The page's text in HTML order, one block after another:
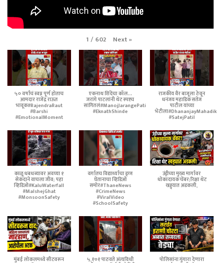
1 / 602 Next»
५० वर्षांचं स्वप्न पूर्ण होताच
आमदार राजेंद्र राऊत
भावूक#RajendraRaut
#Barshi
#EmotionalMoment
एकनाथ शिंदेंचा कॉल...
जरांगे पाटलांनी थेट स्पष्टच
सांगितलं#ManojJarangePatil
#EknathShinde
राजकीय वैर बाजूला ठेवून
धनंजय महाडिक सतेज
पाटील यांच्या
भेटीला#DhananjayMahadik
#SatejPatil
काळू धबधब्यावर अवघ्या १
सेकंदाने वाचला जीव; पहा
व्हिडिओ#KaluWaterfall
#MalshejGhat
#MonsoonSafety
वर्गातच विद्यार्थ्याचा ड्रग्ज
घेतानाचा व्हिडिओ
समोर#ThaneNews
#CrimeNews
#ViralVideo
#SchoolSafety
उंड्रीच्या मुख्य मार्गावर
धोकादायक चेंबर;रिक्षा थेट
खड्ड्यात अडकली,
मुंबई लोकलमध्ये सीटवरून ५,१०१ पाठवते अंत्यविधी पोलिसांना गुंगारा देणारा